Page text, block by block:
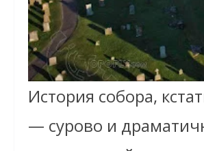
История собора,
— сурово и